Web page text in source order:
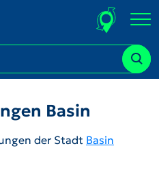
Basin
der Stadt Basin